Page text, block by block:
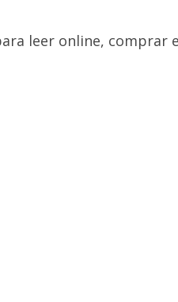
leer online, comprar